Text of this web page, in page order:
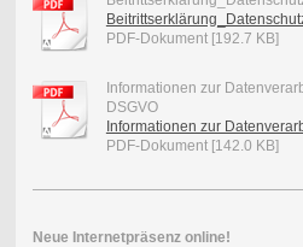
PDF-Dokument [192.7 KB]
Informationen zur
DSGVO
Informationen zur
PDF-Dokument [142.0 KB]
Neue Internetpräsenz online!